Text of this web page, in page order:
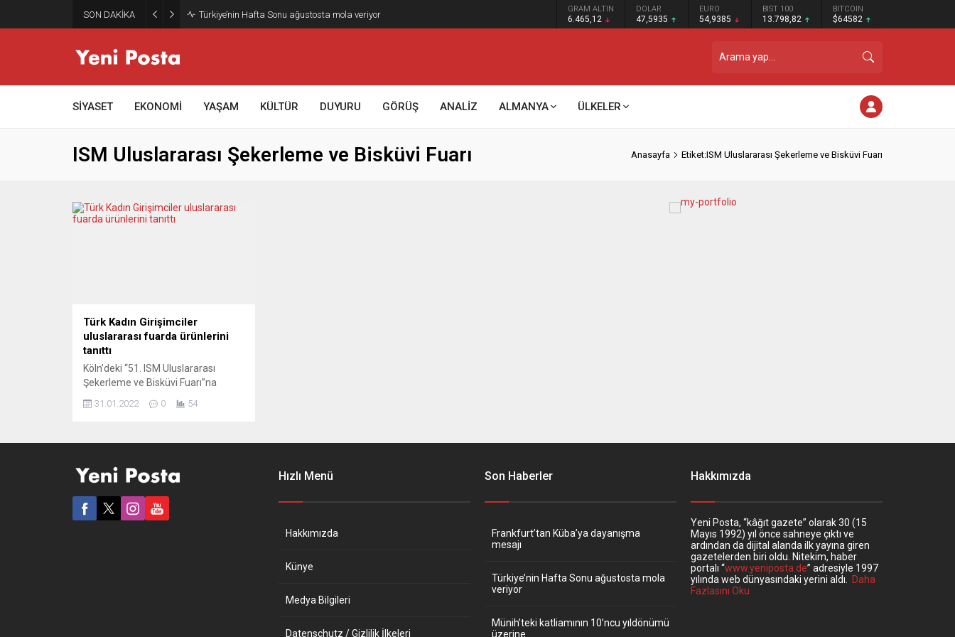
SON DAKİKA Türkiye’nin Hafta Sonu ağustosta mola veriyor GRAM ALTIN
6.465,12
DOLAR
47,5935
EURO
54,9385
BIST 100
13.798,82
BITCOIN
$64582
SİYASET EKONOMİ YAŞAM KÜLTÜR DUYURU GÖRÜŞ ANALİZ ALMANYA ÜLKELER
ISM Uluslararası Şekerleme ve Bisküvi Fuarı Anasayfa Etiket:ISM Uluslararası Şekerleme ve Bisküvi Fuarı
Türk Kadın Girişimciler
uluslararası fuarda ürünlerini
tanıttı
Köln’deki “51. ISM Uluslararası
Şekerleme ve Bisküvi Fuarı”na
katılan Türk kadın girişimciler, kendi
ürettikleri doğal ve sağlıklı gıda
desteğiyle fuara katılan İhracata
İlham Veren Kadınlar Platformu
üyelerinin sunduğu şekerleme, tatlı,
kahve ve atıştırmalık ürünler,
31.01.2022 0 54
Hızlı Menü
Hakkımızda
Künye
Medya Bilgileri
Datenschutz / Gizlilik İlkeleri
Son Haberler
Frankfurt’tan Küba’ya dayanışma
mesajı
Türkiye’nin Hafta Sonu ağustosta mola
veriyor
Münih’teki katliamının 10’ncu yıldönümü
üzerine
Hakkımızda
Yeni Posta, “kâğıt gazete” olarak 30 (15
Mayıs 1992) yıl önce sahneye çıktı ve
ardından da dijital alanda ilk yayına giren
gazetelerden biri oldu. Nitekim, haber
portalı “www.yeniposta.de” adresiyle 1997
yılında web dünyasındaki yerini aldı. Daha
Fazlasını Oku